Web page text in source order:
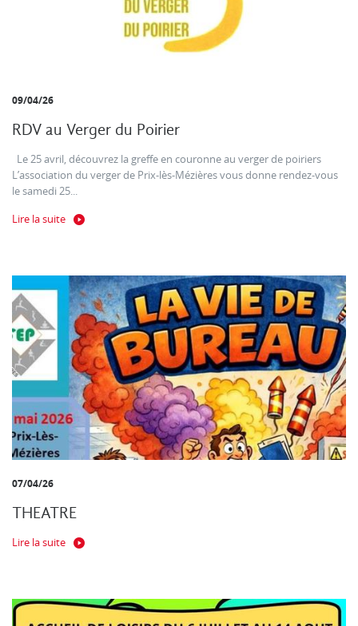
09/04/26
RDV au Verger du Poirier
Le 25 avril, découvrez la greffe en couronne au verger de poiriers
L’association du verger de Prix-lès-Mézières vous donne rendez-vous
le samedi 25...
Lire la suite
07/04/26
THEATRE
Lire la suite